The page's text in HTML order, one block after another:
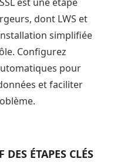
dont LWS et
simplifiée
Configurez
pour
et faciliter
ÉTAPES CLÉS